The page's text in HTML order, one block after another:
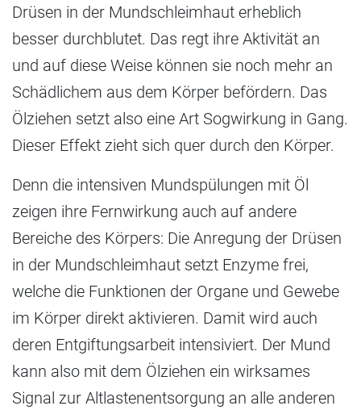
Drüsen in der Mundschleimhaut erheblich
besser durchblutet. Das regt ihre Aktivität an
und auf diese Weise können sie noch mehr an
Schädlichem aus dem Körper befördern. Das
Ölziehen setzt also eine Art Sogwirkung in Gang.
Dieser Effekt zieht sich quer durch den Körper.
Denn die intensiven Mundspülungen mit Öl
zeigen ihre Fernwirkung auch auf andere
Bereiche des Körpers: Die Anregung der Drüsen
in der Mundschleimhaut setzt Enzyme frei,
welche die Funktionen der Organe und Gewebe
im Körper direkt aktivieren. Damit wird auch
deren Entgiftungsarbeit intensiviert. Der Mund
kann also mit dem Ölziehen ein wirksames
Signal zur Altlastenentsorgung an alle anderen